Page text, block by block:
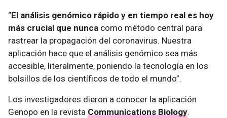
“El análisis genómico rápido y en tiempo real es hoy
más crucial que nunca como método central para
rastrear la propagación del coronavirus. Nuestra
aplicación hace que el análisis genómico sea más
accesible, literalmente, poniendo la tecnología en los
bolsillos de los científicos de todo el mundo”.
Los investigadores dieron a conocer la aplicación
Genopo en la revista Communications Biology.